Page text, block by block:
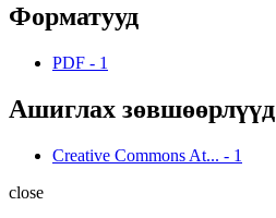
Форматууд
PDF - 1
Ашиглах зөвшөөрлүүд
Creative Commons At... - 1
close